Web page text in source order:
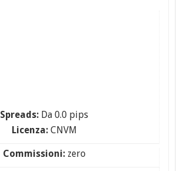
Spreads: Da 0.0 pips
Licenza:CNVM
Commissioni: zero